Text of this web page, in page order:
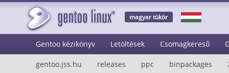
magyar tükör
Gentoo kézikönyv Letöltések Csomagkereső
gentoo.jss.hu releases ppc binpackages